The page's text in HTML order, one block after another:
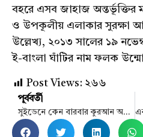
বহরে এসব জাহাজ অন্তর্ভূক্তির
ও উপকূলীয় এলাকার সুরক্ষা
উল্লেখ্য, ২০১৩ সালের ১৯
ই-বাংলা ঘাঁটির নাম ফলক
Post Views: ২৬৬
পূর্ববর্তী
সুইডেনে কেন বারবার কুরআন অবমাননা